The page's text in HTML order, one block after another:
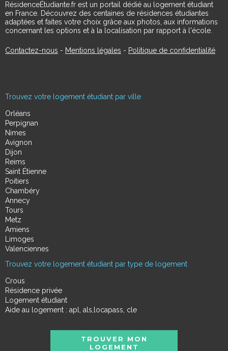
RésidenceÉtudiante.fr est un portail dédié au logement étudiant
en France. Découvrez des centaines de résidences étudiantes
adaptées et faites votre choix grâce aux photos, aux informations
concernant les options et à la localisation par rapport à l'école.
Contactez-nous - Mentions légales - Politique de confidentialité
Trouvez votre logement étudiant par ville
Orléans
Perpignan
Nimes
Avignon
Dijon
Reims
Saint Étienne
Poitiers
Chambéry
Annecy
Tours
Metz
Amiens
Limoges
Valenciennes
Trouvez votre logement étudiant par type de logement
Crous
Résidence privée
Logement étudiant
Aide au logement : apl, als,locapass, cle
TROUVER MON
LOGEMENT